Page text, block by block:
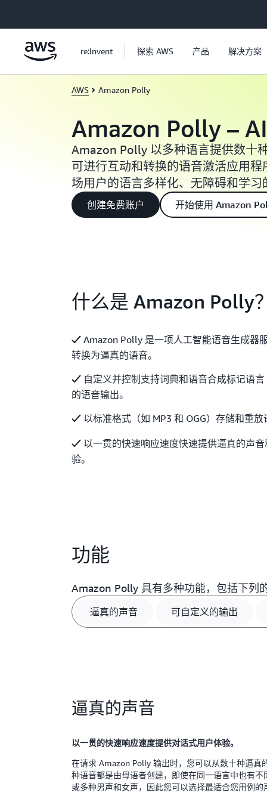
re:Invent 探索 AWS 产品 解决方案
AWS Amazon Polly
Amazon Polly –
Amazon Polly 以多种语言提供数十
可进行互动和转换的语音激活应用
场用户的语言多样化、无障碍和学习
创建免费账户 开始使用 Amazon
什么是 Amazon Polly
Amazon Polly 是一项人工智能语音生成器
转换为逼真的语音。
自定义并控制支持词典和语音合成标记语言
的语音输出。
以标准格式（如 MP3 和 OGG）存储和重放
以一贯的快速响应速度快速提供逼真的声
验。
功能
Amazon Polly 具有多种功能，包括下列
逼真的声音 可自定义的输出
逼真的声音
以一贯的快速响应速度提供对话式用户体验。
在请求 Amazon Polly 输出时，您可以从数十种逼真
种语音都是由母语者创建，即使在同一语言中也有
或多种男声和女声，因此您可以选择最适合您用例的